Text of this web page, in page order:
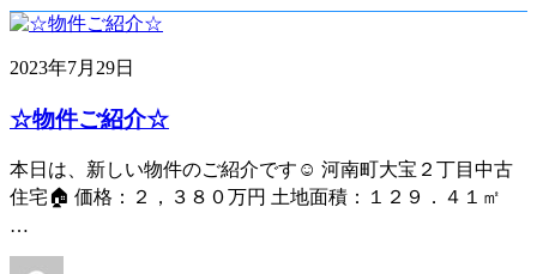
2023年7月29日
☆物件ご紹介☆
本日は、新しい物件のご紹介です☺ 河南町大宝２丁目中古
住宅🏠 価格：２，３８０万円 土地面積：１２９．４１㎡
…